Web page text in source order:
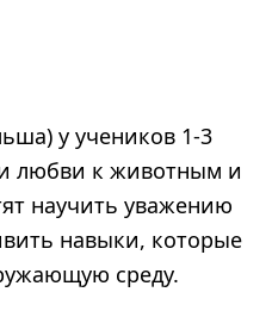
у учеников 1-3
любви к животным и
научить уважению
навыки, которые
среду.